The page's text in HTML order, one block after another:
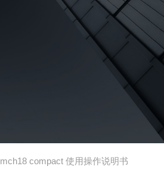
mch18 compact 使用操作说明书